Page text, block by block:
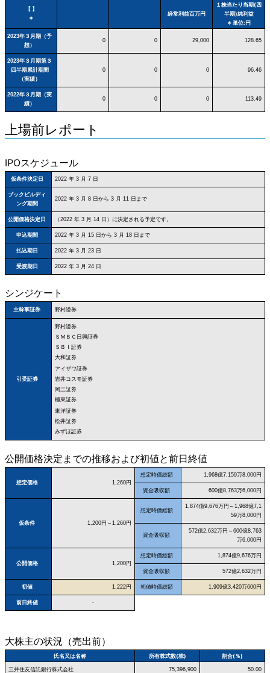
【 】
※
経常利益百万円
１株当たり当期(四
半期)純利益
※ 単位:円
2023年３月期（予
想）
0 0 29,000 128.65
2023年３月期第３
四半期累計期間
（実績）
0 0 0 96.46
2022年３月期（実
績）
0 0 0 113.49
上場前レポート
IPOスケジュール
仮条件決定日 2022 年 3 月 7 日
ブックビルディ
ング期間
2022 年 3 月 8 日から 3 月 11 日まで
公開価格決定日 （2022 年 3 月 14 日）に決定される予定です。
申込期間 2022 年 3 月 15 日から 3 月 18 日まで
払込期日 2022 年 3 月 23 日
受渡期日 2022 年 3 月 24 日
シンジケート
主幹事証券 野村證券
引受証券
野村證券
ＳＭＢＣ日興証券
ＳＢＩ証券
大和証券
アイザワ証券
岩井コスモ証券
岡三証券
極東証券
東洋証券
松井証券
みずほ証券
公開価格決定までの推移および初値と前日終値
想定価格 1,260円
想定時価総額 1,968億7,159万8,000円
資金吸収額 600億8,763万6,000円
仮条件 1,200円～1,260円
想定時価総額
1,874億9,676万円～1,968億7,1
59万8,000円
資金吸収額
572億2,632万円～600億8,763
万6,000円
公開価格 1,200円
想定時価総額 1,874億9,676万円
資金吸収額 572億2,632万円
初値 1,222円 初値時価総額 1,909億3,420万600円
前日終値 -
大株主の状況（売出前）
氏名又は名称 所有株式数(株) 割合(％)
三井住友信託銀行株式会社 75,396,900 50.00